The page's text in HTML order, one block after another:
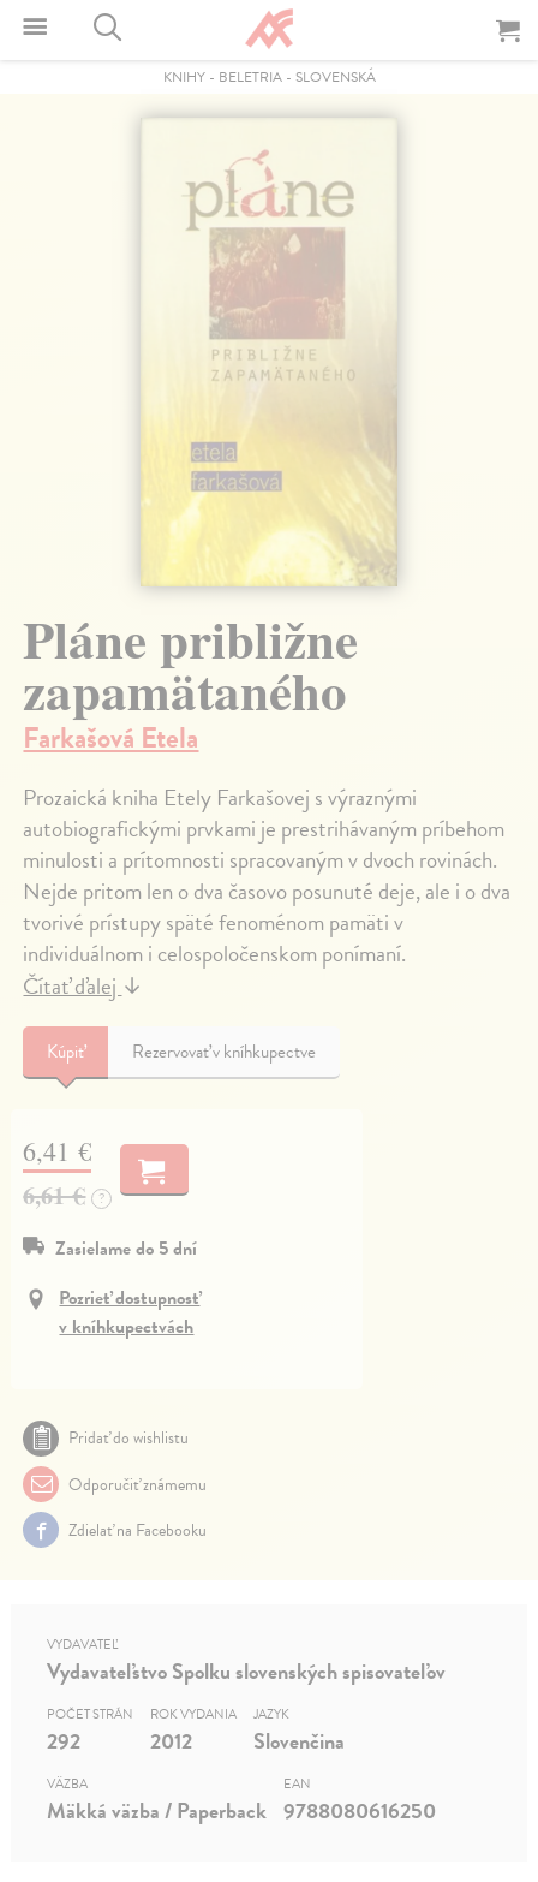
KNIHY- BELETRIA- SLOVENSKÁ
Pláne približne
zapamätaného
Farkašová Etela
Prozaická kniha Etely Farkašovej s výraznými
autobiografickými prvkami je prestrihávaným príbehom
minulosti a prítomnosti spracovaným v dvoch rovinách.
Nejde pritom len o dva časovo posunuté deje, ale i o dva
tvorivé prístupy späté fenoménom pamäti v
individuálnom i celospoločenskom ponímaní.
Čítať ďalej↓
Kúpiť Rezervovať v kníhkupectve
6,41 €
6,61 €
?
Zasielame do 5 dní
Pozrieť dostupnosť
v kníhkupectvách
Pridať do wishlistu
Odporučiť známemu
Zdielať na Facebooku
VYDAVATEĽ
Vydavateľstvo Spolku slovenských spisovateľov
POČET STRÁN
292
ROK VYDANIA
2012
JAZYK
Slovenčina
VÄZBA
Mäkká väzba / Paperback
EAN
9788080616250